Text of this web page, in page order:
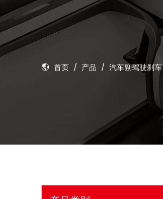
首页 / 产品 / 汽车副驾驶刹车